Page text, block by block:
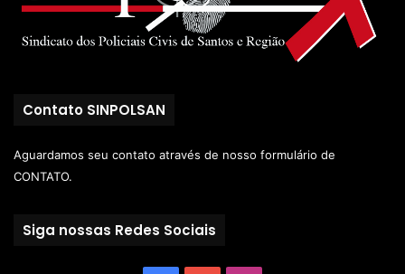
Contato SINPOLSAN
Aguardamos seu contato através de nosso formulário de
CONTATO.
Siga nossas Redes Sociais